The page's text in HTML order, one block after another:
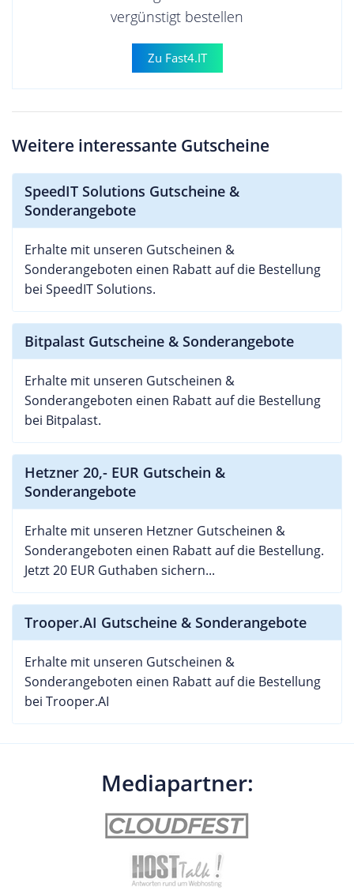
vergünstigt bestellen
Zu Fast4.IT
Weitere interessante Gutscheine
SpeedIT Solutions Gutscheine &
Sonderangebote
Erhalte mit unseren Gutscheinen &
Sonderangeboten einen Rabatt auf die Bestellung
bei SpeedIT Solutions.
Bitpalast Gutscheine & Sonderangebote
Erhalte mit unseren Gutscheinen &
Sonderangeboten einen Rabatt auf die Bestellung
bei Bitpalast.
Hetzner 20,- EUR Gutschein &
Sonderangebote
Erhalte mit unseren Hetzner Gutscheinen &
Sonderangeboten einen Rabatt auf die Bestellung.
Jetzt 20 EUR Guthaben sichern...
Trooper.AI Gutscheine & Sonderangebote
Erhalte mit unseren Gutscheinen &
Sonderangeboten einen Rabatt auf die Bestellung
bei Trooper.AI
Mediapartner: